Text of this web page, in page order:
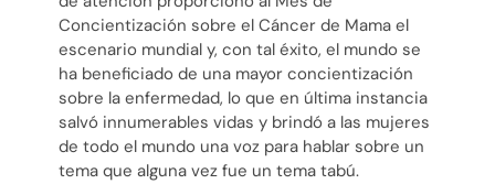
Concientización sobre el Cáncer de Mama el
escenario mundial y, con tal éxito, el mundo se
ha beneficiado de una mayor concientización
sobre la enfermedad, lo que en última instancia
salvó innumerables vidas y brindó a las mujeres
de todo el mundo una voz para hablar sobre un
tema que alguna vez fue un tema tabú.